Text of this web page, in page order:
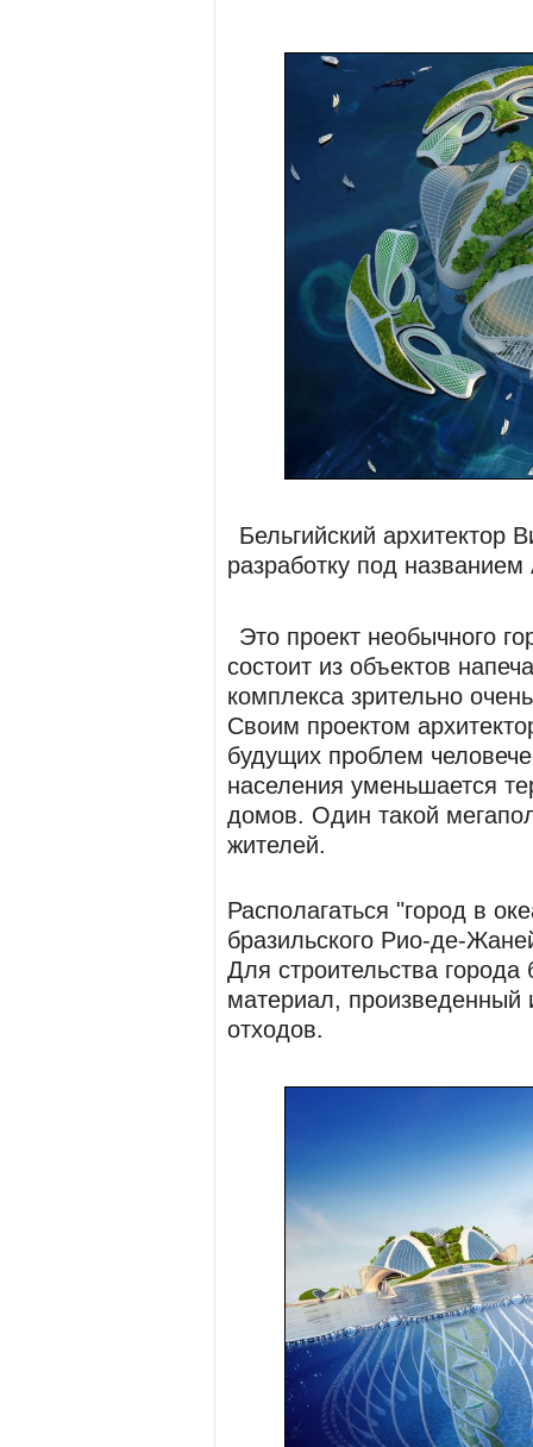
Бельгийский архитектор
разработку под
Это проект необычного
состоит из объектов
комплекса зрительно
Своим проектом
будущих проблем
населения уменьшается
домов. Один такой
жителей.
Располагаться "город в
бразильского Рио-де-
Для строительства города
материал, произведенный
отходов.